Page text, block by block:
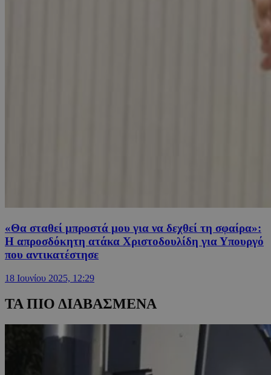
«Θα σταθεί μπροστά μου για να δεχθεί τη σφαίρα»:
Η απροσδόκητη ατάκα Χριστοδουλίδη για Υπουργό
που αντικατέστησε
18 Ιουνίου 2025, 12:29
ΤΑ ΠΙΟ ΔΙΑΒΑΣΜΕΝΑ